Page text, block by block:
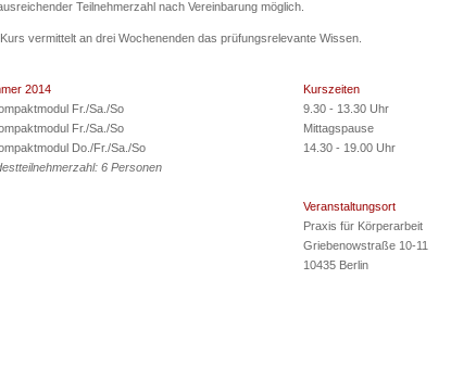
Teilnehmerzahl nach Vereinbarung möglich.
vermittelt an drei Wochenenden das prüfungsrelevante Wissen.
Kurszeiten
9.30 - 13.30 Uhr
Mittagspause
14.30 - 19.00 Uhr
Veranstaltungsort
Praxis für Körperarbeit
Griebenowstraße 10-11
10435 Berlin
2014
Fr./Sa./So
Fr./Sa./So
Do./Fr./Sa./So
6 Personen